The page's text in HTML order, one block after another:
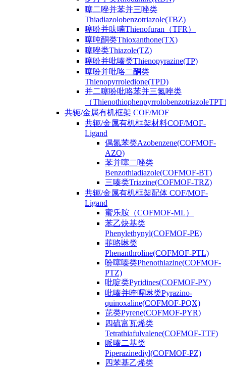
噻二唑并苯并三唑类
Thiadiazolobenzotriazole(TBZ)
噻吩并呋喃Thienofuran（TFR）
噻吨酮类Thioxanthone(TX)
噻唑类Thiazole(TZ)
噻吩并吡嗪类Thienopyrazine(TP)
噻吩并吡咯二酮类
Thienopyrroledione(TPD)
并二噻吩吡咯苯并三氮唑类
（ThienothiophenpyrrolobenzotriazoleTPT
共轭/金属有机框架 COF/MOF
共轭/金属有机框架材料COF/MOF-
Ligand
偶氮苯类Azobenzene(COFMOF-
AZO)
苯并噻二唑类
Benzothiadiazole(COFMOF-BT)
三嗪类Triazine(COFMOF-TRZ)
共轭/金属有机框架配体 COF/MOF-
Ligand
蜜乐胺（COFMOF-ML）
苯乙炔基类
Phenylethynyl(COFMOF-PE)
菲咯啉类
Phenanthroline(COFMOF-PTL)
吩噻嗪类Phenothiazine(COFMOF-
PTZ)
吡啶类Pyridines(COFMOF-PY)
吡嗪并喹喔啉类Pyrazino-
quinoxaline(COFMOF-PQX)
芘类Pyrene(COFMOF-PYR)
四硫富瓦烯类
Tetrathiafulvalene(COFMOF-TTF)
哌嗪二基类
Piperazinediyl(COFMOF-PZ)
四苯基乙烯类